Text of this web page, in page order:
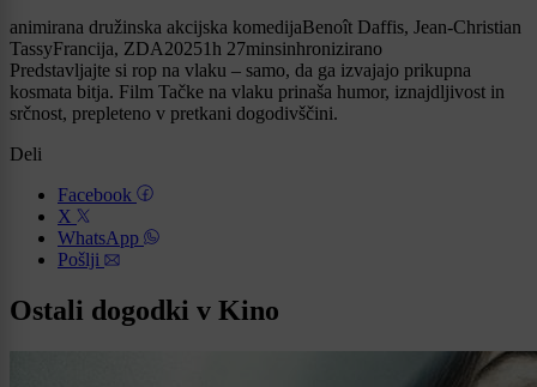
animirana družinska akcijska komedijaBenoît Daffis, Jean-Christian
TassyFrancija, ZDA20251h 27minsinhronizirano
Predstavljajte si rop na vlaku – samo, da ga izvajajo prikupna
kosmata bitja. Film Tačke na vlaku prinaša humor, iznajdljivost in
srčnost, prepleteno v pretkani dogodivščini.
Deli
Facebook
X
WhatsApp
Pošlji
Ostali dogodki v Kino